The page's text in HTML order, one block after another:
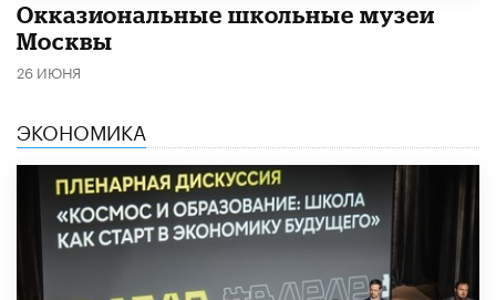
​Окказиональные школьные музеи
Москвы
26 ИЮНЯ
ЭКОНОМИКА